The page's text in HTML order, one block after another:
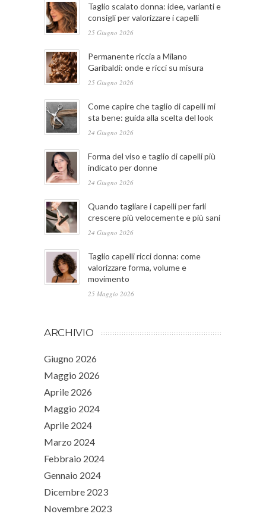
Taglio scalato donna: idee, varianti e
consigli per valorizzare i capelli
25 Giugno 2026
Permanente riccia a Milano
Garibaldi: onde e ricci su misura
25 Giugno 2026
Come capire che taglio di capelli mi
sta bene: guida alla scelta del look
24 Giugno 2026
Forma del viso e taglio di capelli più
indicato per donne
24 Giugno 2026
Quando tagliare i capelli per farli
crescere più velocemente e più sani
24 Giugno 2026
Taglio capelli ricci donna: come
valorizzare forma, volume e
movimento
25 Maggio 2026
ARCHIVIO
Giugno 2026
Maggio 2026
Aprile 2026
Maggio 2024
Aprile 2024
Marzo 2024
Febbraio 2024
Gennaio 2024
Dicembre 2023
Novembre 2023